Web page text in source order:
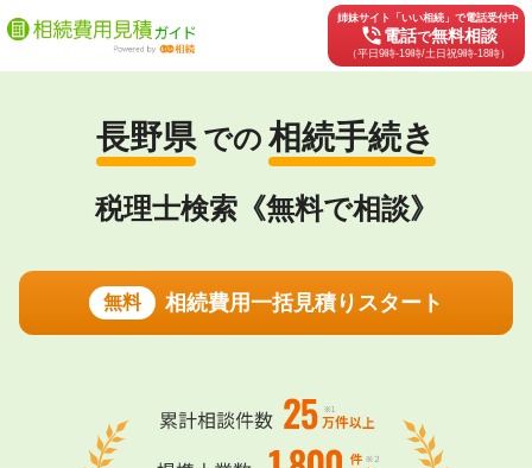
姉妹サイト「いい相続」で電話受付中
phone_in_talk電話で無料相談
（平日9時-19時/土日祝9時-18時）
長野県 での 相続手続き
税理士検索《無料で相談》
無料 相続費用一括見積りスタート